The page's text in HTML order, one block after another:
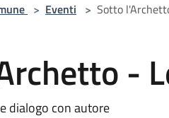
> Eventi > Sotto
-
dialogo con autore